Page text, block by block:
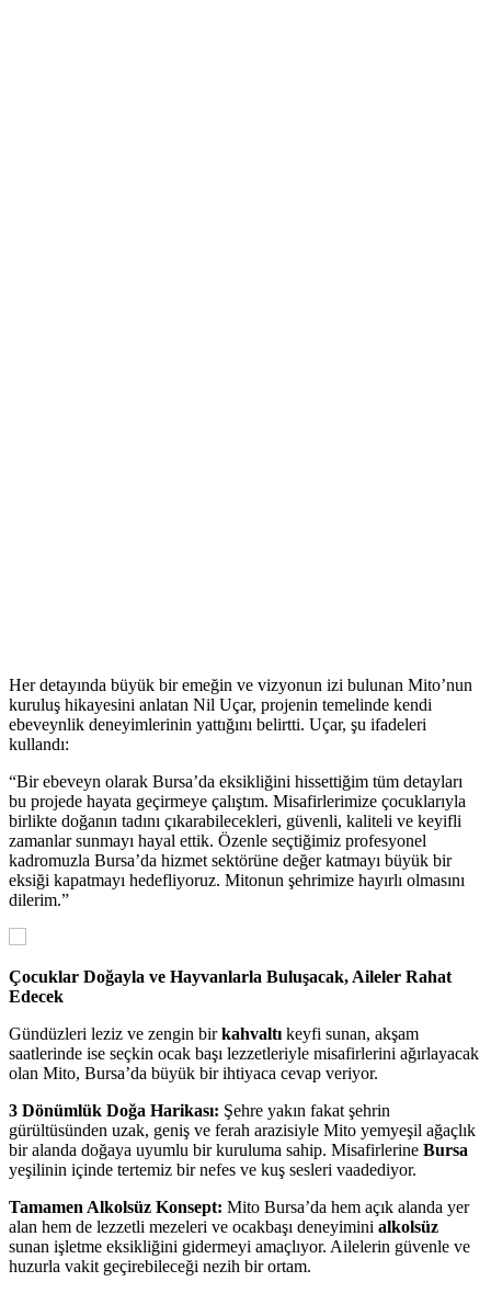
Her detayında büyük bir emeğin ve vizyonun izi bulunan Mito’nun
kuruluş hikayesini anlatan Nil Uçar, projenin temelinde kendi
ebeveynlik deneyimlerinin yattığını belirtti. Uçar, şu ifadeleri
kullandı:
“Bir ebeveyn olarak Bursa’da eksikliğini hissettiğim tüm detayları
bu projede hayata geçirmeye çalıştım. Misafirlerimize çocuklarıyla
birlikte doğanın tadını çıkarabilecekleri, güvenli, kaliteli ve keyifli
zamanlar sunmayı hayal ettik. Özenle seçtiğimiz profesyonel
kadromuzla Bursa’da hizmet sektörüne değer katmayı büyük bir
eksiği kapatmayı hedefliyoruz. Mitonun şehrimize hayırlı olmasını
dilerim.”
Çocuklar Doğayla ve Hayvanlarla Buluşacak, Aileler Rahat
Edecek
Gündüzleri leziz ve zengin birkahvaltı keyfi sunan, akşam
saatlerinde ise seçkin ocak başı lezzetleriyle misafirlerini ağırlayacak
olan Mito, Bursa’da büyük bir ihtiyaca cevap veriyor.
3 Dönümlük Doğa Harikası: Şehre yakın fakat şehrin
gürültüsünden uzak, geniş ve ferah arazisiyle Mito yemyeşil ağaçlık
bir alanda doğaya uyumlu bir kuruluma sahip. Misafirlerine Bursa
yeşilinin içinde tertemiz bir nefes ve kuş sesleri vaadediyor.
Tamamen Alkolsüz Konsept: Mito Bursa’da hem açık alanda yer
alan hem de lezzetli mezeleri ve ocakbaşı deneyimini alkolsüz
sunan işletme eksikliğini gidermeyi amaçlıyor. Ailelerin güvenle ve
huzurla vakit geçirebileceği nezih bir ortam.